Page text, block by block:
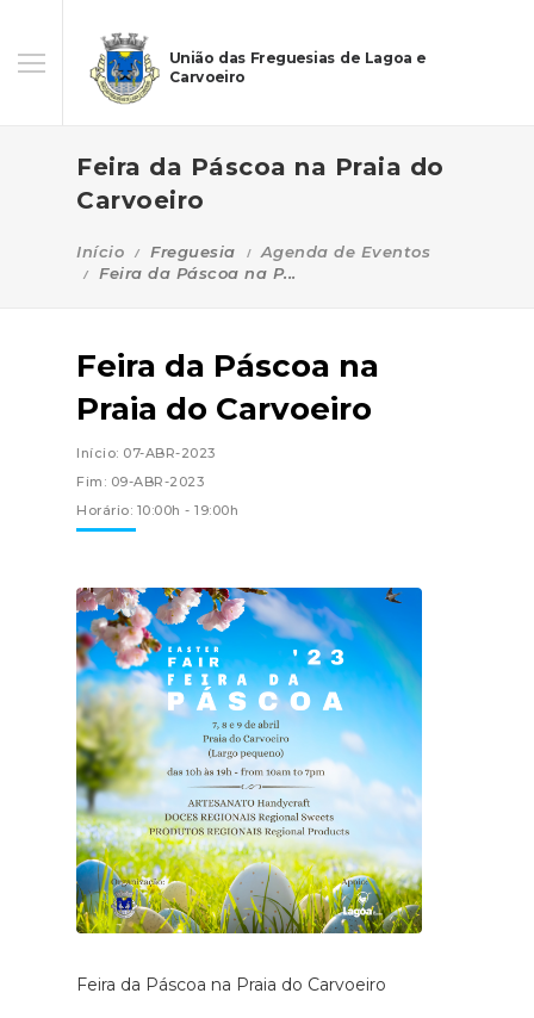
União das Freguesias de Lagoa e
Carvoeiro
Feira da Páscoa na Praia do
Carvoeiro
Início Freguesia
Agenda de Eventos
Feira da Páscoa na P...
Feira da Páscoa na
Praia do Carvoeiro
Início: 07-ABR-2023
Fim: 09-ABR-2023
Horário: 10:00h - 19:00h
Feira da Páscoa na Praia do Carvoeiro